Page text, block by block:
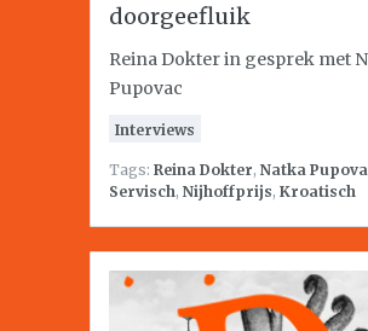
doorgeefluik
Reina Dokter in gesprek met
Pupovac
Interviews
Tags: Reina Dokter, Natka
Servisch, Nijhoffprijs, Kroatisch